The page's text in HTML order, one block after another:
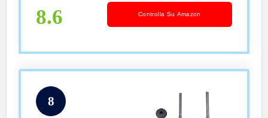
26 Pollici
8.6 Controlla Su Amazon
8